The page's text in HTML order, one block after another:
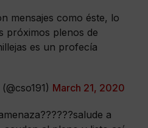
mensajes como éste, lo
próximos plenos de
es un profecía
March 21, 2020
a